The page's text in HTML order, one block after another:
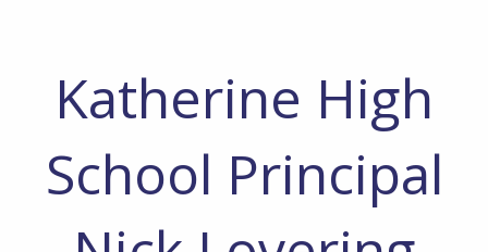
Katherine High
School Principal